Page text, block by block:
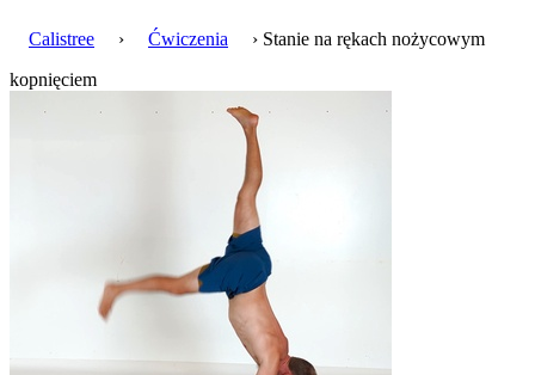
Calistree › Ćwiczenia
› Stanie na rękach nożycowym
kopnięciem